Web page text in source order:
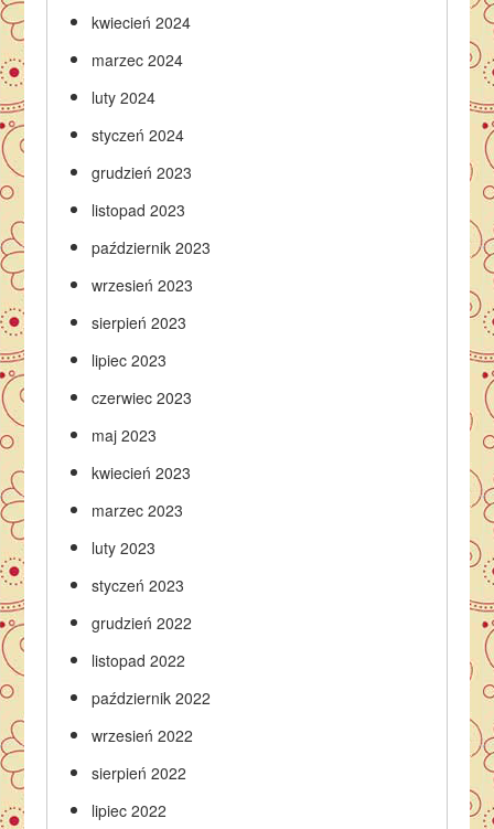
kwiecień 2024
marzec 2024
luty 2024
styczeń 2024
grudzień 2023
listopad 2023
październik 2023
wrzesień 2023
sierpień 2023
lipiec 2023
czerwiec 2023
maj 2023
kwiecień 2023
marzec 2023
luty 2023
styczeń 2023
grudzień 2022
listopad 2022
październik 2022
wrzesień 2022
sierpień 2022
lipiec 2022